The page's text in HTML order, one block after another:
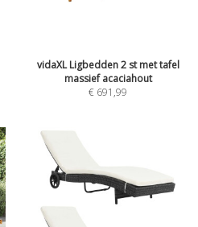
vidaXL Ligbedden 2 st met tafel
massief acaciahout
€ 691,99